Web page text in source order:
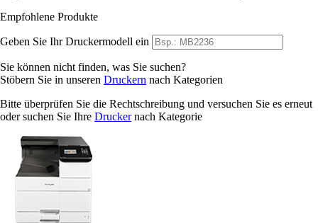
Empfohlene Produkte
Geben Sie Ihr Druckermodell ein
Sie können nicht finden, was Sie suchen?
Stöbern Sie in unseren Druckern nach Kategorien
Bitte überprüfen Sie die Rechtschreibung und versuchen Sie es erneut
oder suchen Sie Ihre Druckernach Kategorie